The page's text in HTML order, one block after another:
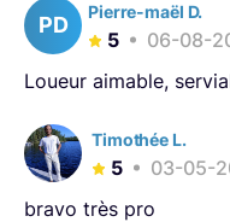
PD
Pierre-maël D.
5
06-08-
Loueur aimable,
Timothée L.
5
03-05-
bravo très pro